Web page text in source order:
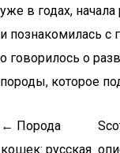
уже в годах,
и познакомилась с
о говорилось о
породы, которое
← Порода
кошек: русская